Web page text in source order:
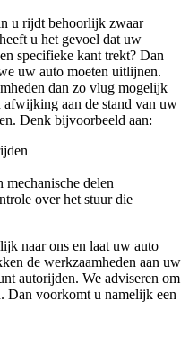
u rijdt behoorlijk zwaar
u het gevoel dat uw
specifieke kant trekt? Dan
uw auto moeten uitlijnen.
dan zo vlug mogelijk
aan de stand van uw
Denk bijvoorbeeld aan:
mechanische delen
over het stuur die
naar ons en laat uw auto
de werkzaamheden aan uw
autorijden. We adviseren om
Dan voorkomt u namelijk een